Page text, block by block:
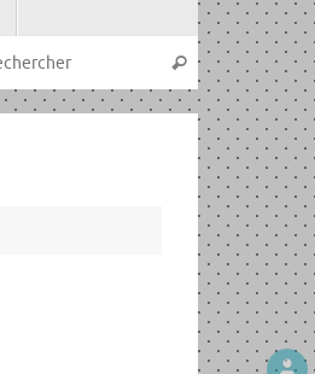
Recherche
Rechercher